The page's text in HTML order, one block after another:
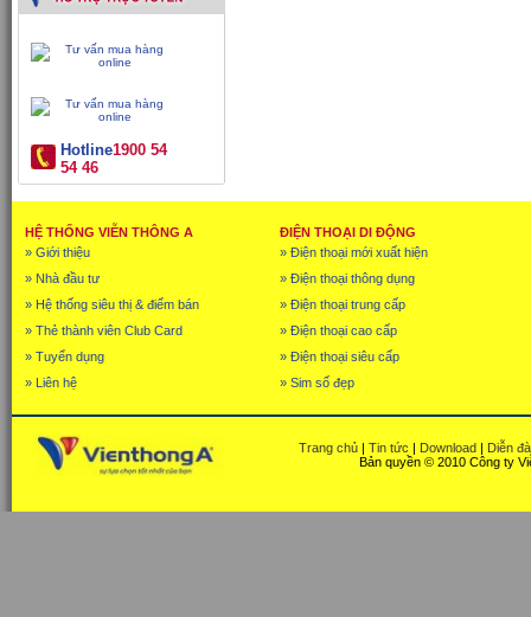
Hotline1900 54
54 46
HỆ THỐNG VIỄN THÔNG A
» Giới thiệu
» Nhà đầu tư
» Hệ thống siêu thị & điểm bán
» Thẻ thành viên Club Card
» Tuyển dụng
» Liên hệ
ĐIỆN THOẠI DI ĐỘNG
» Điện thoại mới xuất hiện
» Điện thoại thông dụng
» Điện thoại trung cấp
» Điện thoại cao cấp
» Điện thoại siêu cấp
» Sim số đẹp
Trang chủ | Tin tức | Download | Diễn
Bản quyền © 2010 Công ty